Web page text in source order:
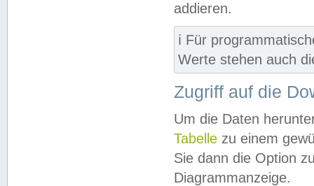
addieren.
ℹ️ Für
Werte stehen auch
Zugriff auf die
Um die Daten
Tabelle zu einem
Sie dann die Option
Diagrammanzeige.